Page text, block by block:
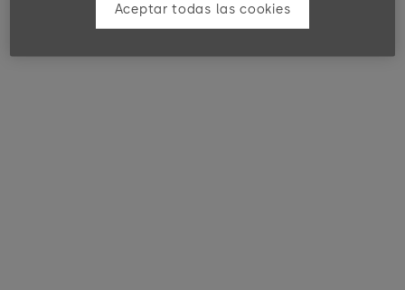
Aceptar todas las cookies